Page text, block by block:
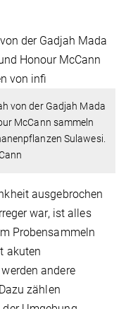
von der Gadjah Mada
McCann sammeln
Sulawesi.
ausgebrochen
war, ist alles
Probensammeln
akuten
andere
zählen